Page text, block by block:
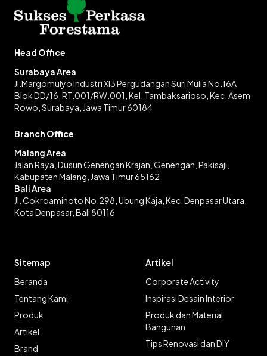
Head Office
Surabaya Area
Jl.Margomulyo Industri XI3 Pergudangan Suri Mulia No.16A
Blok DD/16, RT.001/RW.001, Kel. Tambaksarioso, Kec. Asem
Rowo, Surabaya, Jawa Timur 60184
Branch Office
Malang Area
Jalan Raya, Dusun Genengan Krajan, Genengan, Pakisaji,
Kabupaten Malang, Jawa Timur 65162
Bali Area
Jl. Cokroaminoto No.298, Ubung Kaja, Kec. Denpasar Utara,
Kota Denpasar, Bali 80116
Sitemap
Beranda
Tentang Kami
Produk
Artikel
Brand
Artikel
Corporate Activity
Inspirasi Desain Interior
Produk dan Material
Bangunan
Tips Renovasi dan DIY